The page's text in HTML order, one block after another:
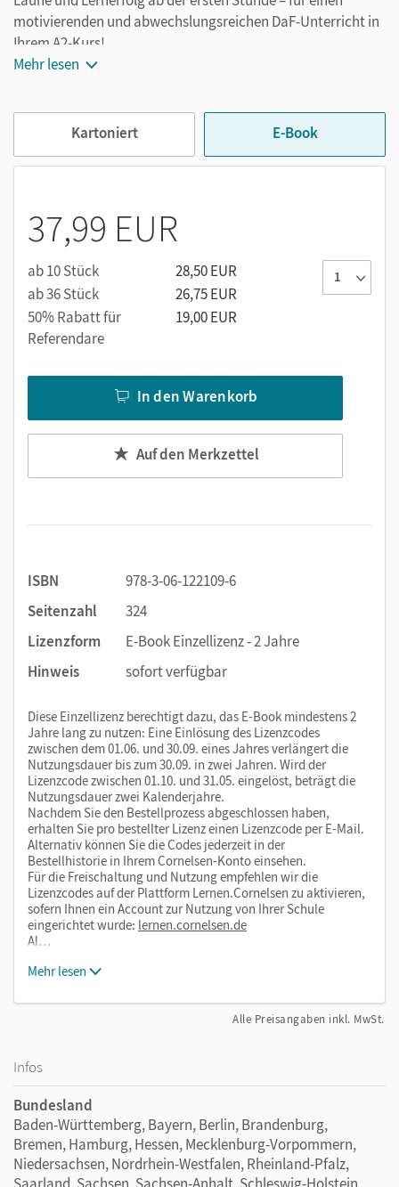
motivierenden und abwechslungsreichen DaF-Unterricht in
Ihrem A2-Kurs!
attraktive Magazinseiten
mit lebensnahen Themen
abwechslungsreiche Aufgaben fördern die
Sprechen
ein interkulturellesLandeskundeangebot
deutschsprachigen Länder
das reichhaltige
Videoangebot
und der Videoserie
Nicos Wegder Deutschen Welle
vereint Unterhaltung mit effektivem Sprachenlernen
Das erwartet Sie im Kurs- und Übungsbuch
Übungsbuchs werden neue Themen, kommunikative
Strukturen. Zusätzliche interaktive Übungen über die
PagePlayer-App ermöglichen eine weitere Vertiefung
des Gelernten.
DiePlateausnach jeder vierten Einheit halten ein
abwechslungsreiches Lernangebot bereit: vertiefende
zuNicos Weg,der Videoserie der Deutschen Welle. Hier
werden sprachliche Handlungen und
Grammatikstrukturen der vorangegangenen
Einheiten mit unterschiedlichen Übungsformaten
gefestigt.
AlleAudios, Videos und Aufgabenerweiterungen
zum E-Book lassen sich über Klickstellen an der
Buchseite aufrufen.
E-Books und der interaktiven Übungen auf
Im E-Book ergänzen praktische Bearbeitungswerkzeuge,
Lehrwerkinhalte.
Nutzung der E-Books auf Ihrer Lernplattform
Sie möchten die E-Books auf Ihrer Lernplattform oder in
Ihrem Learning Management System (LMS) nutzen? Kein
Mehr lesen
Kartoniert E-Book
37,99 EUR
ab 10 Stück
28,50 EUR
ab 36 Stück
26,75 EUR
50% Rabatt für
Referendare
19,00 EUR
In den Warenkorb
Auf den Merkzettel
ISBN
978-3-06-122109-6
Seitenzahl
324
Lizenzform
E-Book Einzellizenz - 2 Jahre
Hinweis
sofort verfügbar
Diese Einzellizenz berechtigt dazu, das E-Book mindestens 2
Jahre lang zu nutzen: Eine Einlösung des Lizenzcodes
zwischen dem 01.06. und 30.09. eines Jahres verlängert die
Nutzungsdauer bis zum 30.09. in zwei Jahren. Wird der
Lizenzcode zwischen 01.10. und 31.05. eingelöst, beträgt die
Nutzungsdauer zwei Kalenderjahre.
Nachdem Sie den Bestellprozess abgeschlossen haben,
erhalten Sie pro bestellter Lizenz einen Lizenzcode per E-Mail.
Alternativ können Sie die Codes jederzeit in der
Bestellhistorie in Ihrem Cornelsen-Konto einsehen.
Für die Freischaltung und Nutzung empfehlen wir die
Lizenzcodes auf der Plattform Lernen.Cornelsen zu aktivieren,
sofern Ihnen ein Account zur Nutzung von Ihrer Schule
eingerichtet wurde: lernen.cornelsen.de
Al…
Mehr lesen
Alle Preisangaben inkl. MwSt.
Infos
Bundesland
Baden-Württemberg, Bayern, Berlin, Brandenburg,
Bremen, Hamburg, Hessen, Mecklenburg-Vorpommern,
Niedersachsen, Nordrhein-Westfalen, Rheinland-Pfalz,